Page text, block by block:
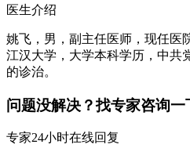
医生介绍
姚飞，男，副主任医师，现任医
江汉大学，大学本科学历，中共
的诊治。
问题没解决？找专家咨询一
专家24小时在线回复